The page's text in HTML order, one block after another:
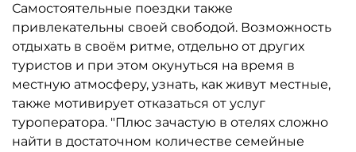
Самостоятельные поездки также
привлекательны своей свободой. Возможность
отдыхать в своём ритме, отдельно от других
туристов и при этом окунуться на время в
местную атмосферу, узнать, как живут местные,
также мотивирует отказаться от услуг
туроператора. "Плюс зачастую в отелях сложно
найти в достаточном количестве семейные